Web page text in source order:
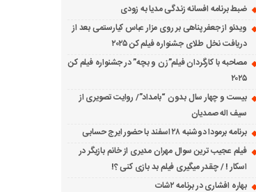
ضبط برنامه افسانه زندگی مدیا به زودی
ویدئو از جعفر پناهی بر روی مزار عباس کیارستمی بعد از
دریافت نخل طلای جشنواره فیلم کن ۲۰۲۵
مصاحبه با کارگردان فیلم”زن و بچه” در جشنواره فیلم کن
۲۰۲۵
بیست و چهار سال بدون “بامداد”/ روایت تصویری از
سیف اله صمدیان
برنامه برمودا دوشنبه ۲۸ اسفند با حضور ایرج حسابی
فیلم عجیب ترین سوال مهران مدیری از خانم بازیگر در
اسکار ! / چقدر میگیری فیلم بد بازی کنی ؟!
بهاره افشاری در برنامه ۲شات